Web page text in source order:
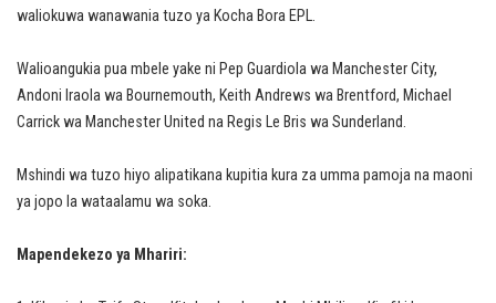
waliokuwa wanawania tuzo ya Kocha Bora EPL.
Walioangukia pua mbele yake ni Pep Guardiola wa Manchester City,
Andoni Iraola wa Bournemouth, Keith Andrews wa Brentford, Michael
Carrick wa Manchester United na Regis Le Bris wa Sunderland.
Mshindi wa tuzo hiyo alipatikana kupitia kura za umma pamoja na maoni
ya jopo la wataalamu wa soka.
Mapendekezo ya Mhariri: